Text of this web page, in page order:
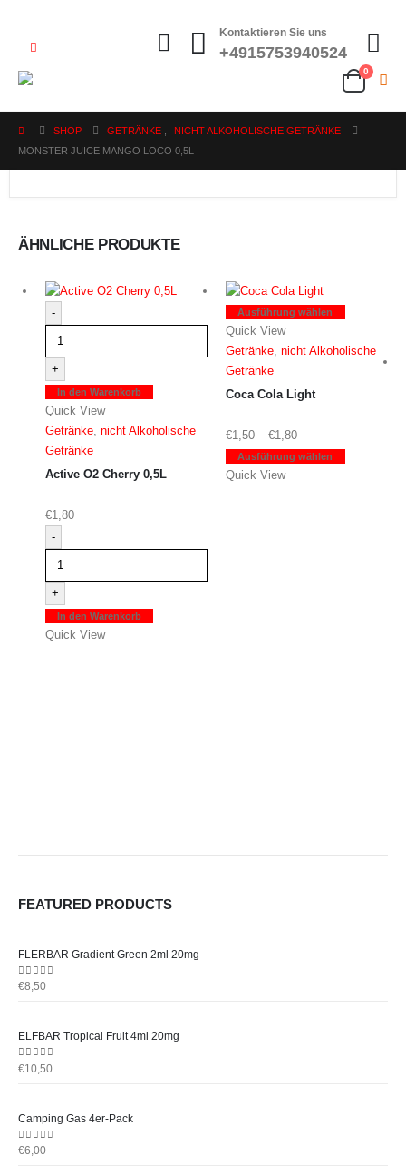
Kontaktieren Sie uns
+4915753940524
0
SHOP GETRÄNKE
NICHT ALKOHOLISCHE GETRÄNKE
MONSTER JUICE MANGO LOCO 0,5L
ÄHNLICHE PRODUKTE
-
+
In den Warenkorb
Quick View
Getränke, nicht Alkoholische
Getränke
Active O2 Cherry 0,5L
€1,80
-
+
In den Warenkorb
Quick View
Ausführung wählen
weist
Optionen
Quick View
Getränke, nicht Alkoholische
Getränke
Coca Cola Light
€1,50 – €1,80Preisspanne:
€1,50
Ausführung wählen
Quick View
FEATURED PRODUCTS
FLERBAR Gradient Green 2ml 20mg
0out of 5
€8,50
ELFBAR Tropical Fruit 4ml 20mg
0out of 5
€10,50
Camping Gas 4er-Pack
0out of 5
€6,00